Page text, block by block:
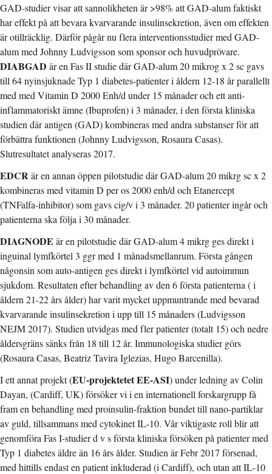
GAD-studier visar att sannolikheten är >98% att GAD-alum faktiskt
har effekt på att bevara kvarvarande insulinsekretion, även om effekten
är otillräcklig. Därför pågår nu flera interventionsstudier med GAD-
alum med Johnny Ludvigsson som sponsor och huvudprövare.
DIABGAD är en Fas II studie där GAD-alum 20 mikrog x 2 sc gavs
till 64 nyinsjuknade Typ 1 diabetes-patienter i åldern 12-18 år parallellt
med med Vitamin D 2000 Enh/d under 15 månader och ett anti-
inflammatoriskt ämne (Ibuprofen) i 3 månader, i den första kliniska
studien där antigen (GAD) kombineras med andra substanser för att
förbättra funktionen (Johnny Ludvigsson, Rosaura Casas).
Slutresultatet analyseras 2017.
EDCRär en annan öppen pilotstudie där GAD-alum 20 mikrg sc x 2
kombineras med vitamin D per os 2000 enh/d och Etanercept
(TNFalfa-inhibitor) som gavs cig/v i 3 månader. 20 patienter ingår och
patienterna ska följa i 30 månader.
DIAGNODE är en pilotstudie där GAD-alum 4 mikrg ges direkt i
inguinal lymfkörtel 3 ggr med 1 månadsmellanrum. Första gången
någonsin som auto-antigen ges direkt i lymfkörtel vid autoimmun
sjukdom. Resultaten efter behandling av den 6 första patienterna ( i
åldern 21-22 års ålder) har varit mycket uppmuntrande med bevarad
kvarvarande insulinsekretion i upp till 15 månaders (Ludvigsson
NEJM 2017). Studien utvidgas med fler patienter (totalt 15) och nedre
åldersgräns sänks från 18 till 12 år. Immunologiska studier görs
(Rosaura Casas, Beatriz Tavira Iglezias, Hugo Barcenilla).
I ett annat projekt (EU-projektetet EE-ASI) under ledning av Colin
Dayan, (Cardiff, UK) försöker vi i en internationell forskargrupp få
fram en behandling med proinsulin-fraktion bundet till nano-partiklar
av guld, tillsammans med cytokinet IL-10. Vår viktigaste roll blir att
genomföra Fas I-studier d v s första kliniska försöken på patienter med
Typ 1 diabetes äldre än 16 års ålder. Studien är Febr 2017 försenad,
med hittills endast en patient inkluderad (i Cardiff), och utan att IL-10